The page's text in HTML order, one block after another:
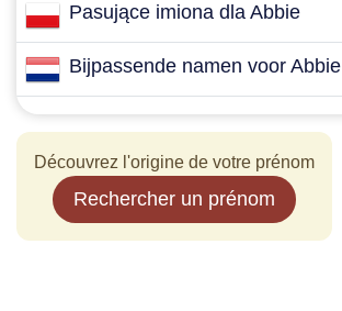
Pasujące imiona dla Abbie
Bijpassende namen voor Abbie
Découvrez l'origine de votre prénom
Rechercher un prénom